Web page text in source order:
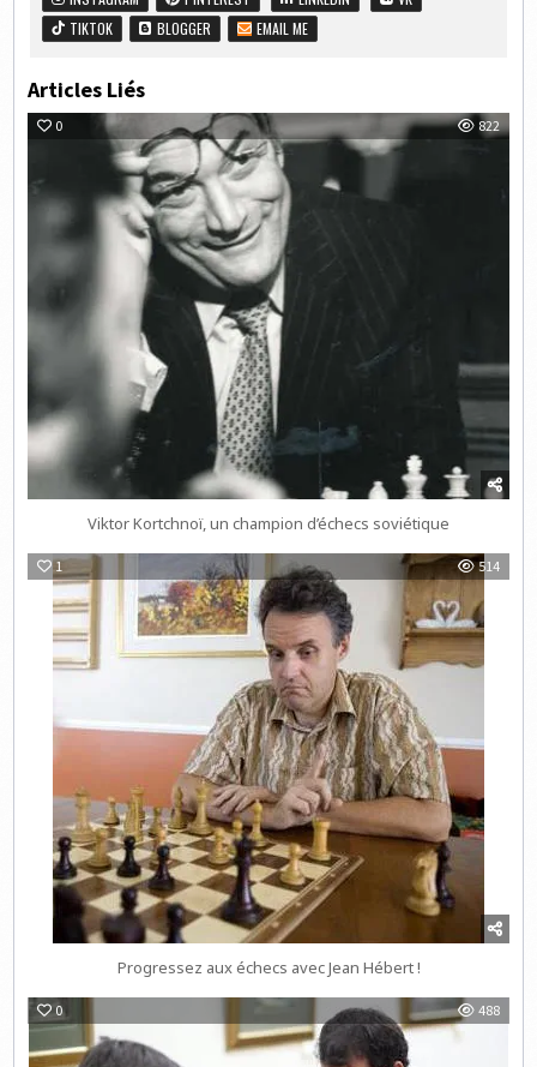
TIKTOK
BLOGGER EMAIL ME
Articles Liés
0 822
Viktor Kortchnoï, un champion d’échecs soviétique
1 514
Progressez aux échecs avec Jean Hébert !
0 488